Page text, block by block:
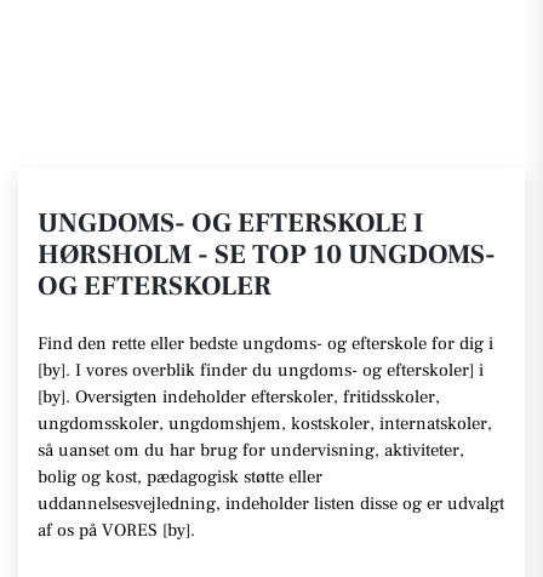
UNGDOMS- OG EFTERSKOLE I
HØRSHOLM - SE TOP 10 UNGDOMS-
OG EFTERSKOLER
Find den rette eller bedste ungdoms- og efterskole for dig i
[by]. I vores overblik finder du ungdoms- og efterskoler] i
[by]. Oversigten indeholder efterskoler, fritidsskoler,
ungdomsskoler, ungdomshjem, kostskoler, internatskoler,
så uanset om du har brug for undervisning, aktiviteter,
bolig og kost, pædagogisk støtte eller
uddannelsesvejledning, indeholder listen disse og er udvalgt
af os på VORES [by].